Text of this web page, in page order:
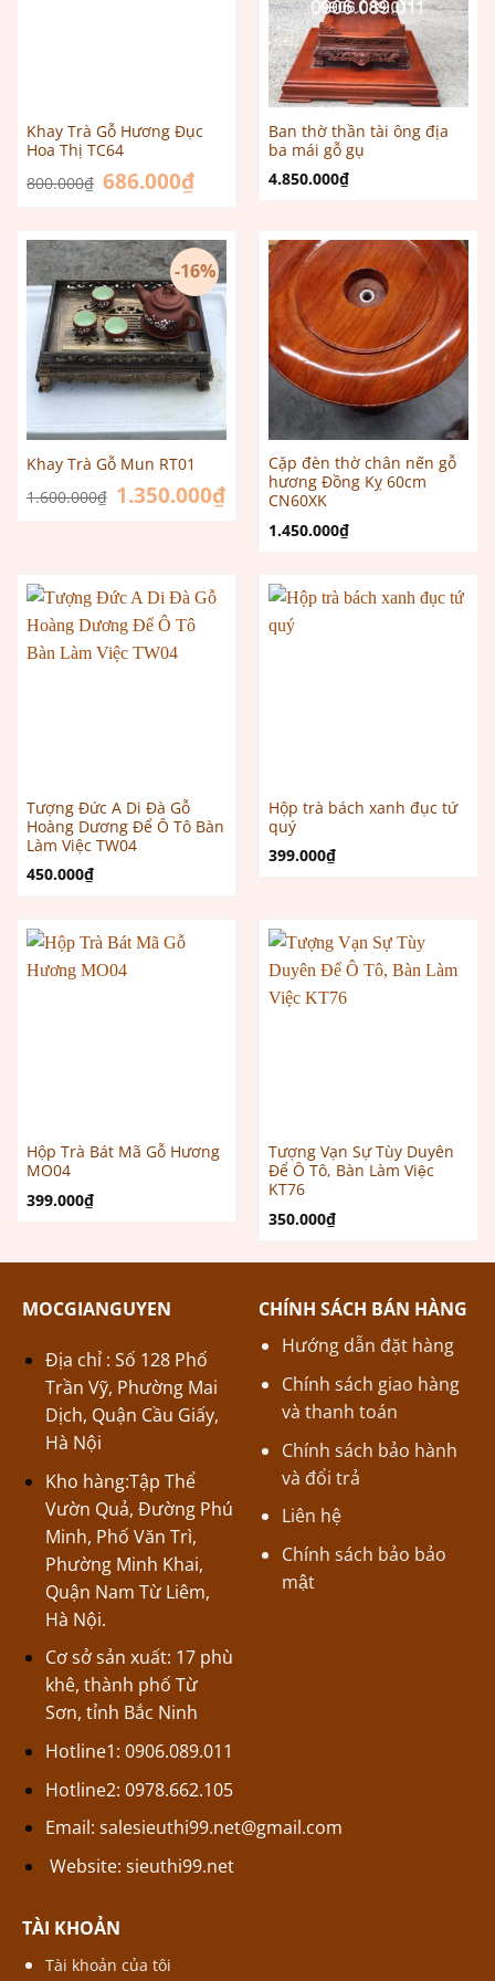
Khay Trà Gỗ Hương Đục
Hoa Thị TC64
800.000₫ Giá
gốc
686.000₫Giá
hiện
686.000₫.
Ban thờ thần tài ông địa
ba mái gỗ gụ
4.850.000₫
-16%
Khay Trà Gỗ Mun RT01
1.600.000₫ Giá
gốc
1.350.000₫Giá
hiện
Cặp đèn thờ chân nến gỗ
hương Đồng Kỵ 60cm
CN60XK
1.450.000₫
Tượng Đức A Di Đà Gỗ
Hoàng Dương Để Ô Tô Bàn
Làm Việc TW04
450.000₫
Hộp trà bách xanh đục tứ
quý
399.000₫
Hộp Trà Bát Mã Gỗ Hương
MO04
399.000₫
Tượng Vạn Sự Tùy Duyên
Để Ô Tô, Bàn Làm Việc
KT76
350.000₫
MOCGIANGUYEN
Địa chỉ : Số 128 Phố
Trần Vỹ, Phường Mai
Dịch, Quận Cầu Giấy,
Hà Nội
Kho hàng:Tập Thể
Vườn Quả, Đường Phú
Minh, Phố Văn Trì,
Phường Minh Khai,
Quận Nam Từ Liêm,
Hà Nội.
Cơ sở sản xuất: 17 phù
khê, thành phố Từ
Sơn, tỉnh Bắc Ninh
Hotline1: 0906.089.011
Hotline2: 0978.662.105
Email: salesieuthi99.net@gmail.com
Website: sieuthi99.net
CHÍNH SÁCH BÁN HÀNG
Hướng dẫn đặt hàng
Chính sách giao hàng
và thanh toán
Chính sách bảo hành
và đổi trả
Liên hệ
Chính sách bảo bảo
mật
TÀI KHOẢN
Tài khoản của tôi